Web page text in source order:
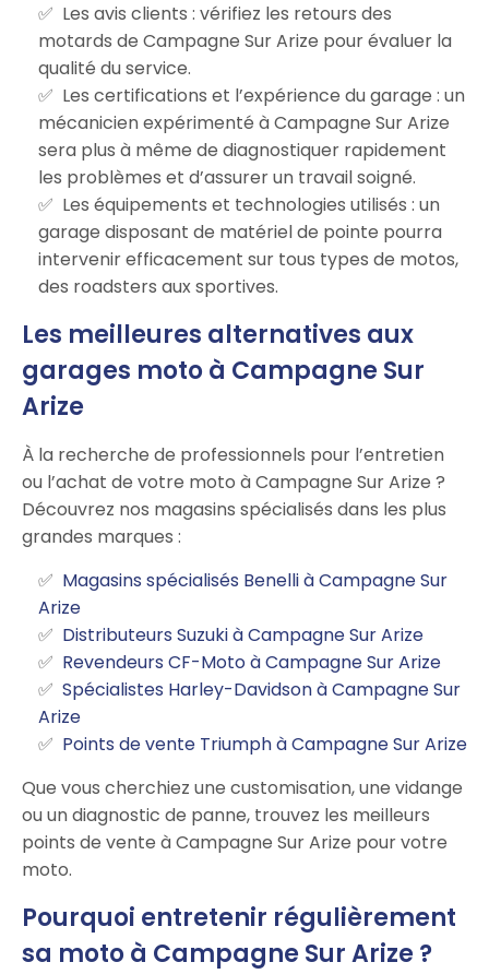
Les avis clients : vérifiez les retours des
motards de Campagne Sur Arize pour évaluer la
qualité du service.
Les certifications et l’expérience du garage : un
mécanicien expérimenté à Campagne Sur Arize
sera plus à même de diagnostiquer rapidement
les problèmes et d’assurer un travail soigné.
Les équipements et technologies utilisés : un
garage disposant de matériel de pointe pourra
intervenir efficacement sur tous types de motos,
des roadsters aux sportives.
Les meilleures alternatives aux
garages moto à Campagne Sur
Arize
À la recherche de professionnels pour l’entretien
ou l’achat de votre moto à Campagne Sur Arize ?
Découvrez nos magasins spécialisés dans les plus
grandes marques :
Magasins spécialisés Benelli à Campagne Sur
Arize
Distributeurs Suzuki à Campagne Sur Arize
Revendeurs CF-Moto à Campagne Sur Arize
Spécialistes Harley-Davidson à Campagne Sur
Arize
Points de vente Triumph à Campagne Sur Arize
Que vous cherchiez une customisation, une vidange
ou un diagnostic de panne, trouvez les meilleurs
points de vente à Campagne Sur Arize pour votre
moto.
Pourquoi entretenir régulièrement
sa moto à Campagne Sur Arize ?